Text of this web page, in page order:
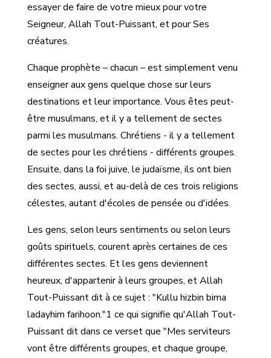
essayer de faire de votre mieux pour votre
Seigneur, Allah Tout-Puissant, et pour Ses
créatures.
Chaque prophète – chacun – est simplement venu
enseigner aux gens quelque chose sur leurs
destinations et leur importance. Vous êtes peut-
être musulmans, et il y a tellement de sectes
parmi les musulmans. Chrétiens - il y a tellement
de sectes pour les chrétiens - différents groupes.
Ensuite, dans la foi juive, le judaïsme, ils ont bien
des sectes, aussi, et au-delà de ces trois religions
célestes, autant d'écoles de pensée ou d'idées.
Les gens, selon leurs sentiments ou selon leurs
goûts spirituels, courent après certaines de ces
différentes sectes. Et les gens deviennent
heureux, d'appartenir à leurs groupes, et Allah
Tout-Puissant dit à ce sujet : "Kullu hizbin bima
ladayhim farihoon."1 ce qui signifie qu'Allah Tout-
Puissant dit dans ce verset que "Mes serviteurs
vont être différents groupes, et chaque groupe,